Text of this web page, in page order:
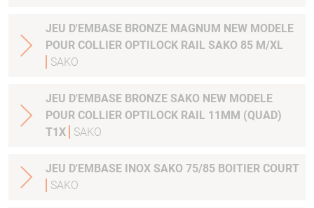
JEU D'EMBASE BRONZE MAGNUM NEW MODELE
POUR COLLIER OPTILOCK RAIL SAKO 85 M/XL
SAKO
JEU D'EMBASE BRONZE SAKO NEW MODELE
POUR COLLIER OPTILOCK RAIL 11MM (QUAD)
T1X
SAKO
JEU D'EMBASE INOX SAKO 75/85 BOITIER COURT
SAKO